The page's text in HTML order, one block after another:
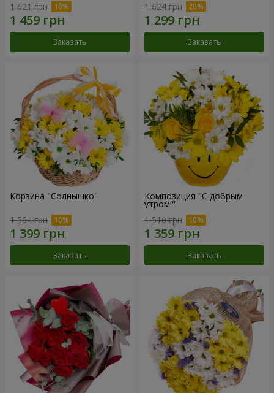
1 621 грн
Заказать
1 624 грн
Заказать
Корзина "Солнышко"
1 554 грн
Заказать
Композиция "С добрым
утром!"
1 510 грн
Заказать